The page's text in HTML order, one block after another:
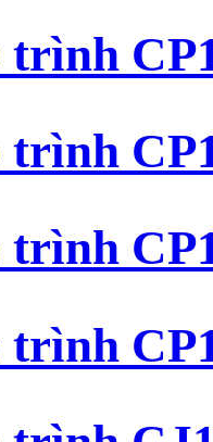
trình
trình
trình
trình